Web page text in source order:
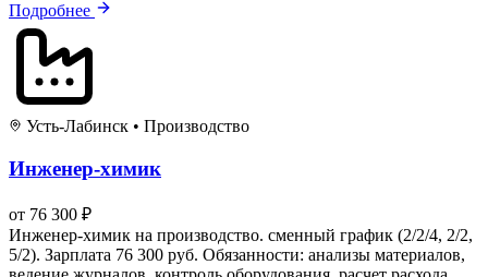
Подробнее
Усть-Лабинск • Производство
Инженер-химик
от 76 300 ₽
Инженер-химик на производство. сменный график (2/2/4, 2/2,
5/2). Зарплата 76 300 руб. Обязанности: анализы материалов,